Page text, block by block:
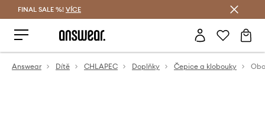
FINAL SALE %! VÍCE
Answear Dítě CHLAPEC Doplňky Čepice a klobouky